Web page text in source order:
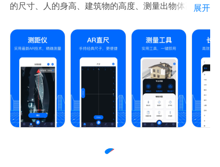
的尺寸、人的身高、建筑物的高度、测量出物体高度、
【测量工具】
实景测量：输入身高作为参考高度，就能测出孩子的身
高、远方建筑物的高度，真实地测量物体地高度。
角度测量：手机也能当量角器使用，将手机平行地对准
物体底部，拉动量角器的参考线，即可清晰地得到物体
展开